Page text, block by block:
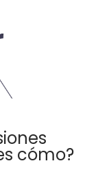
cómo?